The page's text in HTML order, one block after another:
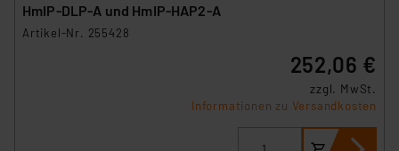
HmIP‑DLP-A und HmIP-HAP2-A
Artikel-Nr. 255428
252,06 €
zzgl. MwSt.
Informationen zu Versandkosten